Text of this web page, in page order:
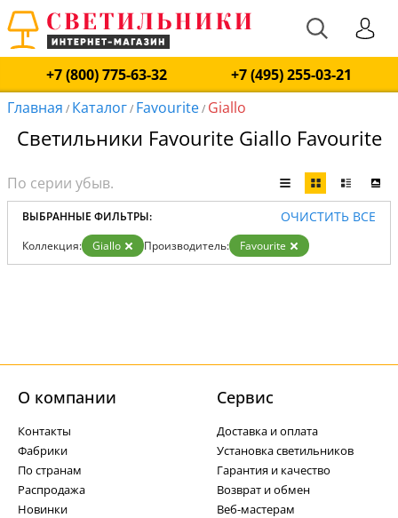
+7 (800) 775-63-32
+7 (495) 255-03-21
Главная / Каталог/ Favourite/ Giallo
Светильники Favourite Giallo Favourite
ВЫБРАННЫЕ ФИЛЬТРЫ: ОЧИСТИТЬ ВСЕ
Коллекция: Giallo Производитель: Favourite
О компании
Контакты
Фабрики
По странам
Распродажа
Новинки
Cервис
Доставка и оплата
Установка светильников
Гарантия и качество
Возврат и обмен
Веб-мастерам